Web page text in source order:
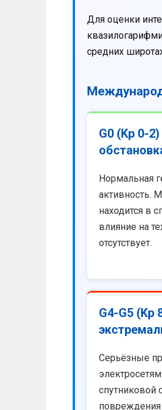
Для оценки
средних
G0 (Kp 0-
Нормальная
активность.
находится в
влияние на
отсутствует.
G4-G5 (Kp
Серьёзные
повреждения